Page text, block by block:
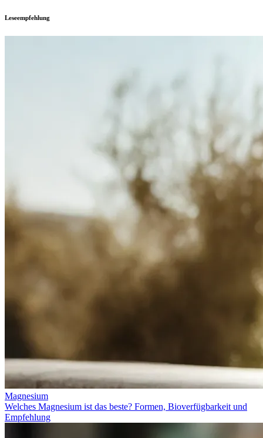
Leseempfehlung
Magnesium
Welches Magnesium ist das beste? Formen, Bioverfügbarkeit und
Empfehlung